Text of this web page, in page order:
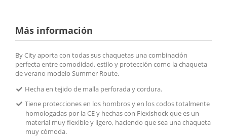
Más información
By City aporta con todas sus chaquetas una combinación
perfecta entre comodidad, estilo y protección como la chaqueta
de verano modelo Summer Route.
Hecha en tejido de malla perforada y cordura.
Tiene protecciones en los hombros y en los codos totalmente
homologadas por la CE y hechas con Flexishock que es un
material muy flexible y ligero, haciendo que sea una chaqueta
muy cómoda.